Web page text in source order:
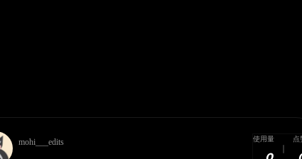
mohi___edits 使用量 点